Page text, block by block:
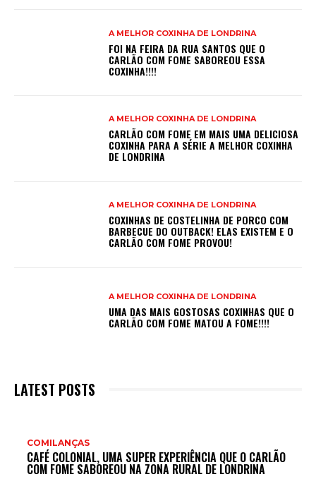
A MELHOR COXINHA DE LONDRINA
FOI NA FEIRA DA RUA SANTOS QUE O
CARLÃO COM FOME SABOREOU ESSA
COXINHA!!!!
A MELHOR COXINHA DE LONDRINA
CARLÃO COM FOME EM MAIS UMA DELICIOSA
COXINHA PARA A SÉRIE A MELHOR COXINHA
DE LONDRINA
A MELHOR COXINHA DE LONDRINA
COXINHAS DE COSTELINHA DE PORCO COM
BARBECUE DO OUTBACK! ELAS EXISTEM E O
CARLÃO COM FOME PROVOU!
A MELHOR COXINHA DE LONDRINA
UMA DAS MAIS GOSTOSAS COXINHAS QUE O
CARLÃO COM FOME MATOU A FOME!!!!
LATEST POSTS
COMILANÇAS
CAFÉ COLONIAL, UMA SUPER EXPERIÊNCIA QUE O CARLÃO
COM FOME SABOREOU NA ZONA RURAL DE LONDRINA